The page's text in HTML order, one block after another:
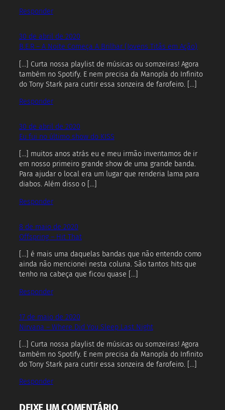
Responder
30 de abril de 2020
B.E.R – A Noite Começa A Brilhar (Jovens Titãs em Ação)
[…] Curta nossa playlist de músicas ou somzeiras! Agora
também no Spotify. E nem precisa da Manopla do Infinito
do Tony Stark para curtir essa sonzeira de farofeiro. […]
Responder
30 de abril de 2020
Eu fui no último show do KISS
[…] muitos anos atrás eu e meu irmão inventamos de ir
em nosso primeiro grande show de uma grande banda.
Para ajudar o local era um lugar que renderia lama para
diabos. Além disso o […]
Responder
8 de maio de 2020
Offspring – Hit That
[…] é mais uma daquelas bandas que não entendo como
ainda não mencionei nesta coluna. São tantos hits que
tenho na cabeça que ficou quase […]
Responder
17 de maio de 2020
Nirvana – Where Did You Sleep Last Night
[…] Curta nossa playlist de músicas ou somzeiras! Agora
também no Spotify. E nem precisa da Manopla do Infinito
do Tony Stark para curtir essa sonzeira de farofeiro. […]
Responder